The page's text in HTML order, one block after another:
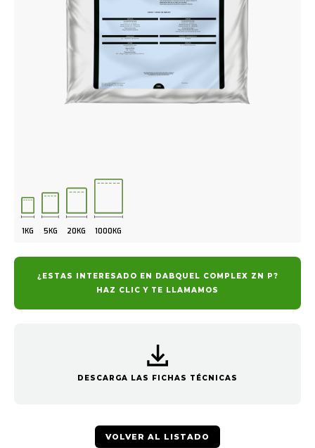
1KG 5KG 20KG 1000KG
¿ESTAS INTERESADO EN DABQUEL COMPLEX ZN P?
HAZ CLIC Y TE LLAMAMOS
DESCARGA LAS FICHAS TÉCNICAS
VOLVER AL LISTADO